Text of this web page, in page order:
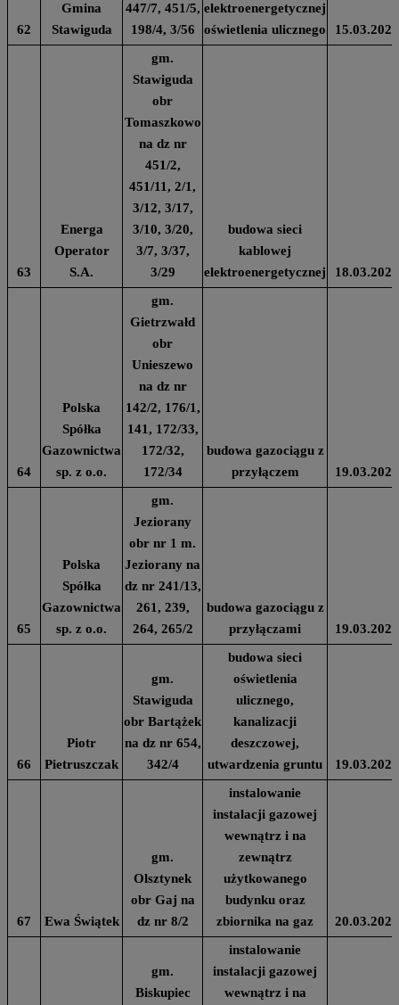
62
Gmina
Stawiguda
447/7, 451/5,
198/4, 3/56
elektroenergetycznej
oświetlenia ulicznego
15.03.2024
63
Energa
Operator
S.A.
gm.
Stawiguda
obr
Tomaszkowo
na dz nr
451/2,
451/11, 2/1,
3/12, 3/17,
3/10, 3/20,
3/7, 3/37,
3/29
budowa sieci
kablowej
elektroenergetycznej
18.03.2024
64
Polska
Spółka
Gazownictwa
sp. z o.o.
gm.
Gietrzwałd
obr
Unieszewo
na dz nr
142/2, 176/1,
141, 172/33,
172/32,
172/34
budowa gazociągu z
przyłączem
19.03.2024
65
Polska
Spółka
Gazownictwa
sp. z o.o.
gm.
Jeziorany
obr nr 1 m.
Jeziorany na
dz nr 241/13,
261, 239,
264, 265/2
budowa gazociągu z
przyłączami
19.03.2024
66
Piotr
Pietruszczak
gm.
Stawiguda
obr Bartążek
na dz nr 654,
342/4
budowa sieci
oświetlenia
ulicznego,
kanalizacji
deszczowej,
utwardzenia gruntu
19.03.2024
67 Ewa Świątek
gm.
Olsztynek
obr Gaj na
dz nr 8/2
instalowanie
instalacji gazowej
wewnątrz i na
zewnątrz
użytkowanego
budynku oraz
zbiornika na gaz
20.03.2024
gm.
Biskupiec
instalowanie
instalacji gazowej
wewnątrz i na